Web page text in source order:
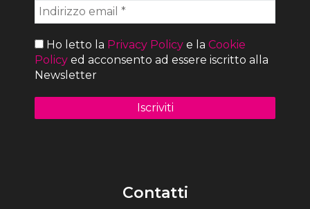
Ho letto la Privacy Policy e la Cookie
Policy ed acconsento ad essere iscritto alla
Newsletter
Contatti